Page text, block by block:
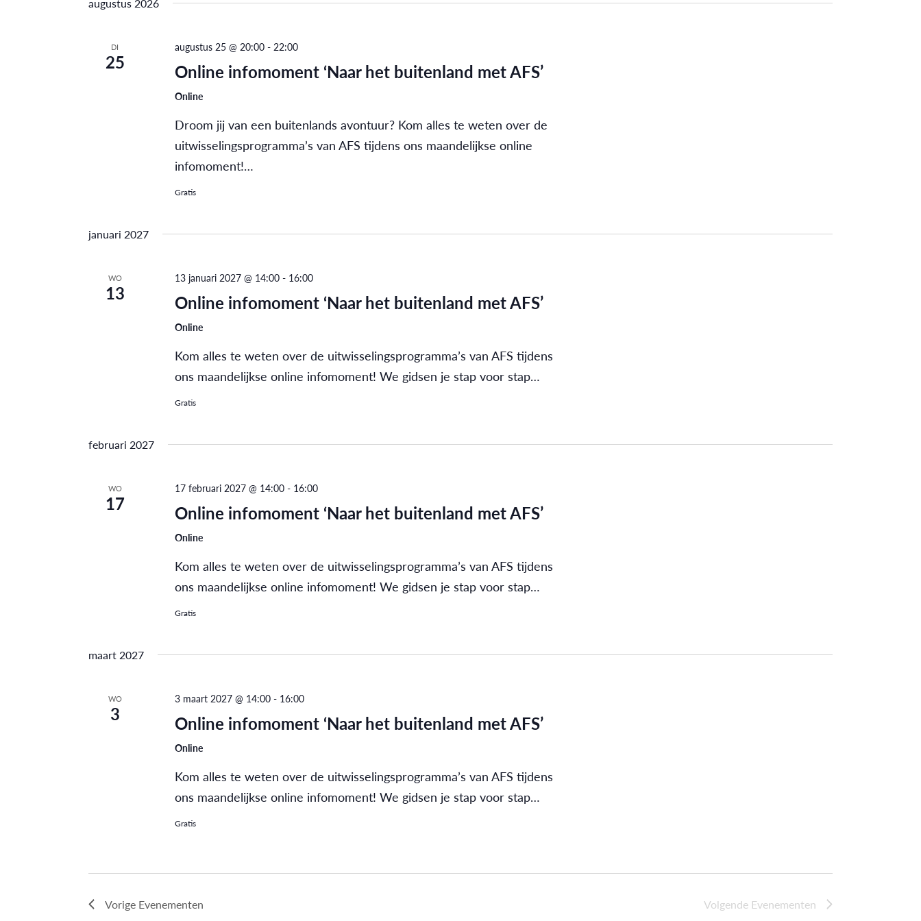
Evenementen
DI
25
augustus 25 @ 20:00- 22:00
Online infomoment ‘Naar het buitenland met AFS’
Online
Droom jij van een buitenlands avontuur? Kom alles te weten over de
uitwisselingsprogramma’s van AFS tijdens ons maandelijkse online
infomoment!…
Gratis
januari 2027
WO
13
13 januari 2027 @ 14:00- 16:00
Online infomoment ‘Naar het buitenland met AFS’
Online
Kom alles te weten over de uitwisselingsprogramma’s van AFS tijdens
ons maandelijkse online infomoment! We gidsen je stap voor stap…
Gratis
februari 2027
WO
17
17 februari 2027 @ 14:00- 16:00
Online infomoment ‘Naar het buitenland met AFS’
Online
Kom alles te weten over de uitwisselingsprogramma’s van AFS tijdens
ons maandelijkse online infomoment! We gidsen je stap voor stap…
Gratis
maart 2027
WO
3
3 maart 2027 @ 14:00- 16:00
Online infomoment ‘Naar het buitenland met AFS’
Online
Kom alles te weten over de uitwisselingsprogramma’s van AFS tijdens
ons maandelijkse online infomoment! We gidsen je stap voor stap…
Gratis
Vorige Evenementen Volgende Evenementen